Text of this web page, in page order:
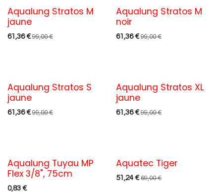
Aqualung Stratos M
jaune
61,36€ 99,00€
Aqualung Stratos M
noir
61,36€ 99,00€
Aqualung Stratos S
jaune
61,36€ 99,00€
Aqualung Stratos XL
jaune
61,36€ 99,00€
Aqualung Tuyau MP
Flex 3/8", 75cm
0,83 €
Aquatec Tiger
51,24 € 69,00€